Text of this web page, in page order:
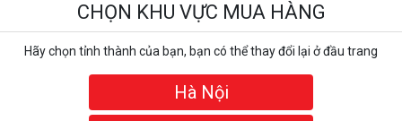
CHỌN KHU VỰC MUA HÀNG
Hãy chọn tỉnh thành của bạn, bạn có thể thay đổi lại ở đầu trang
Hà Nội